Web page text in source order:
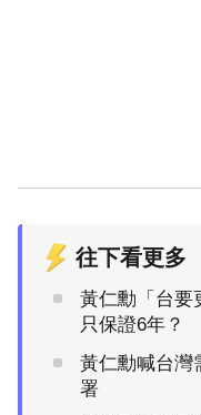
往下看更多
黃仁勳「台要
只保證6年？
黃仁勳喊台灣
署